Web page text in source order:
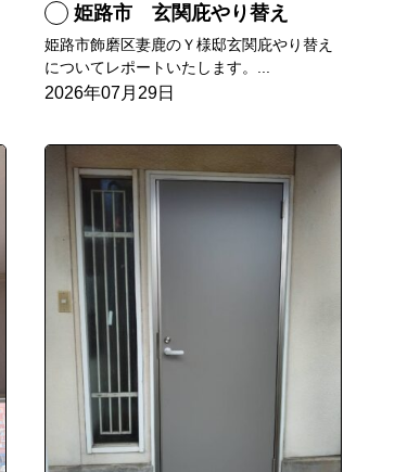
姫路市 玄関庇やり替え
姫路市飾磨区妻鹿のＹ様邸玄関庇やり替え
についてレポートいたします。...
2026年07月29日